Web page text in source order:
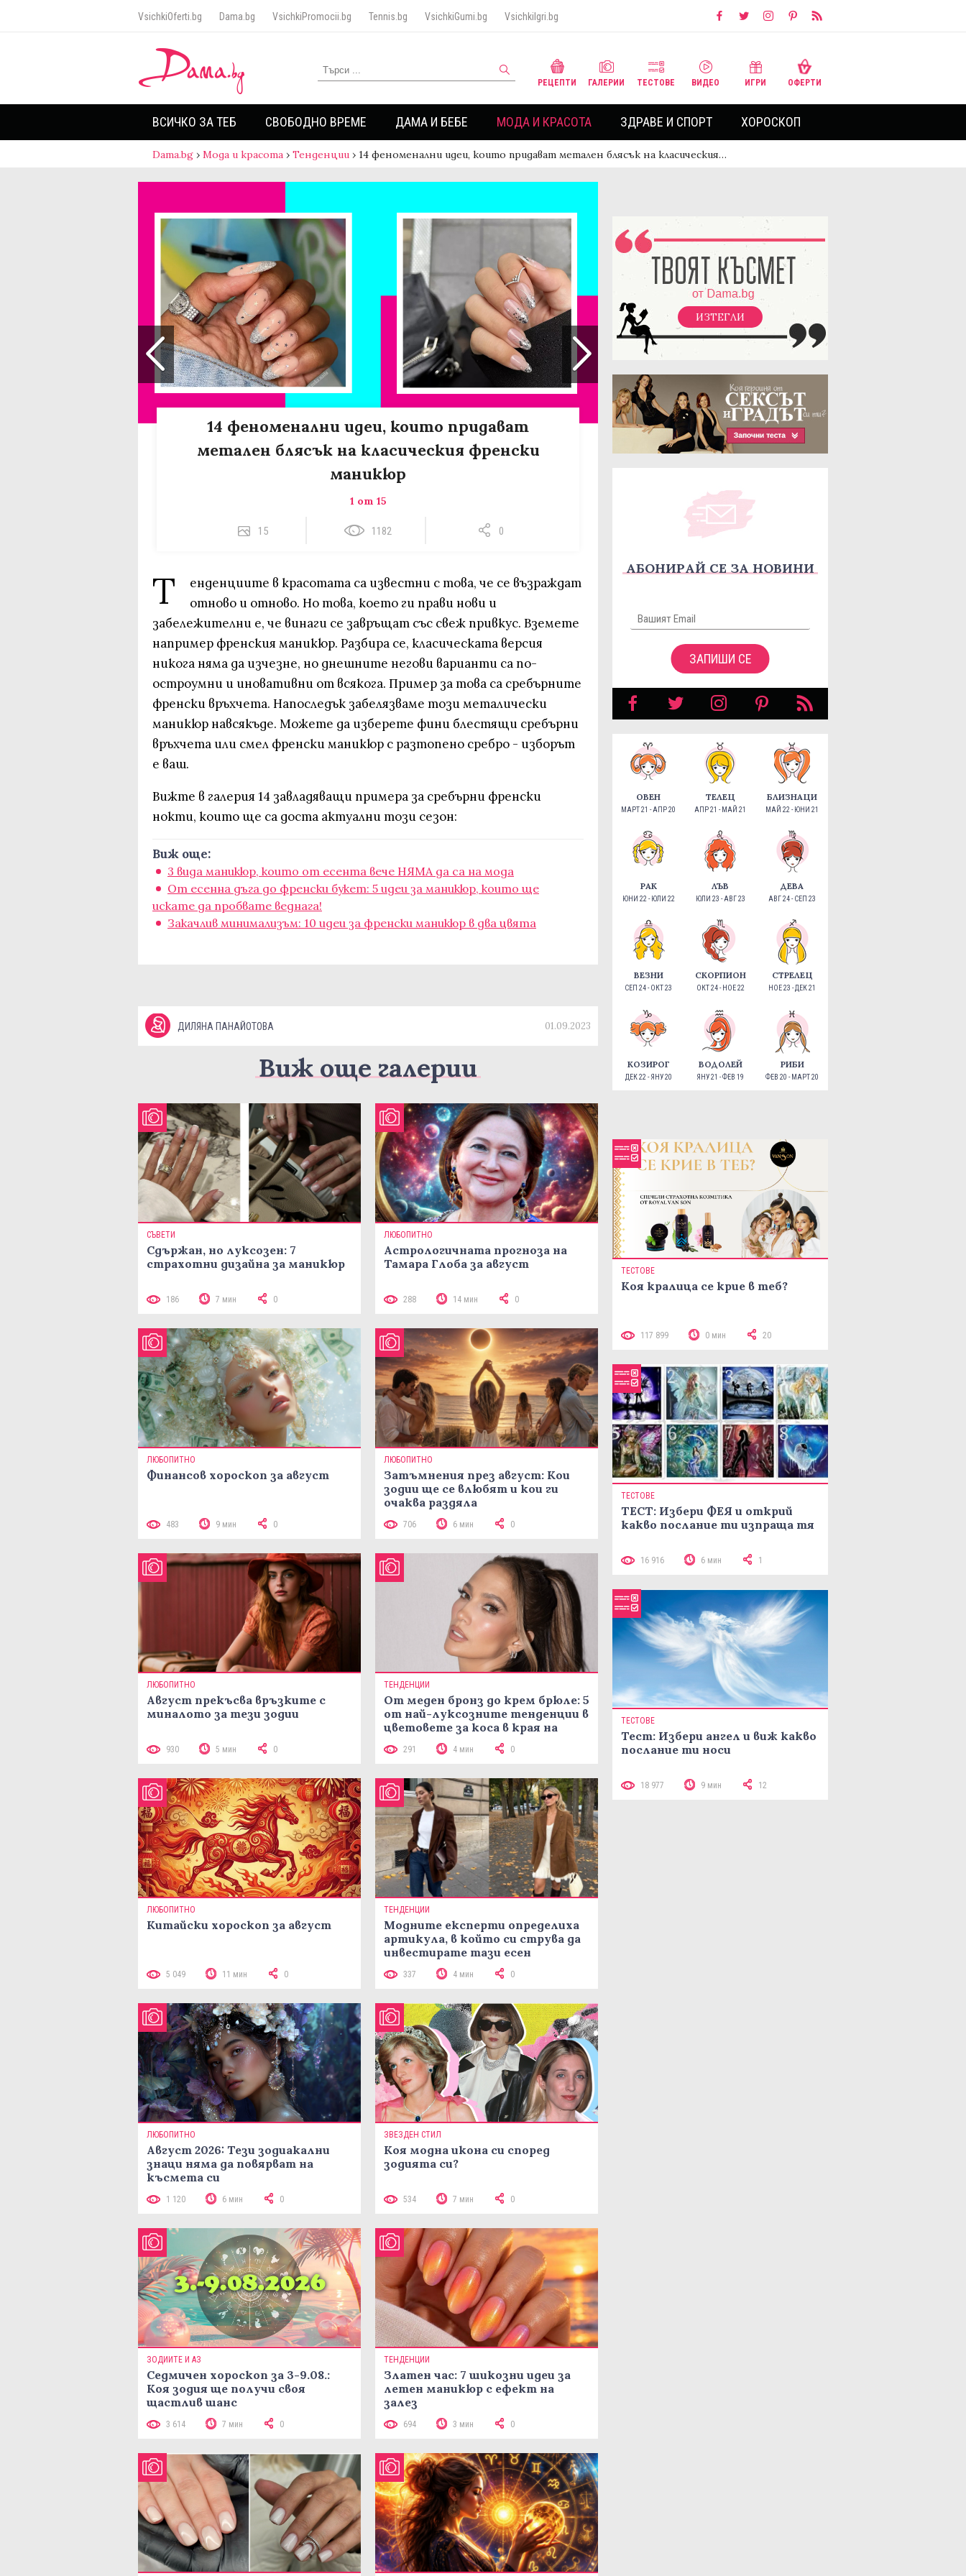
VsichkiOferti.bg Dama.bg VsichkiPromocii.bg Tennis.bg VsichkiGumi.bg VsichkiIgri.bg
РЕЦЕПТИ ГАЛЕРИИ ТЕСТОВЕ ВИДЕО ИГРИ ОФЕРТИ
ВСИЧКО ЗА ТЕБ СВОБОДНО ВРЕМЕ ДАМА И БЕБЕ МОДА И КРАСОТА ЗДРАВЕ И СПОРТ ХОРОСКОП
Dama.bg › Мода и красота › Тенденции › 14 феноменални идеи, които придават метален блясък на класическия…
14 феноменални идеи, които придават
метален блясък на класическия френски
маникюр
1 от 15
15 1182 0
Т
енденциите в красотата са известни с това, че се възраждат
отново и отново. Но това, което ги прави нови и
забележителни е, че винаги се завръщат със свеж привкус. Вземете
например френския маникюр. Разбира се, класическата версия
никога няма да изчезне, но днешните негови варианти са по-
остроумни и иновативни от всякога. Пример за това са сребърните
френски връхчета. Напоследък забелязваме този металически
маникюр навсякъде. Можете да изберете фини блестящи сребърни
връхчета или смел френски маникюр с разтопено сребро - изборът
е ваш.
Вижте в галерия 14 завладяващи примера за сребърни френски
нокти, които ще са доста актуални този сезон:
Виж още:
3 вида маникюр, които от есента вече НЯМА да са на мода
От есенна дъга до френски букет: 5 идеи за маникюр, които ще
искате да пробвате веднага!
Закачлив минимализъм: 10 идеи за френски маникюр в два цвята
ДИЛЯНА ПАНАЙОТОВА 01.09.2023
Виж още галерии
СЪВЕТИ
Сдържан, но луксозен: 7
страхотни дизайна за маникюр
186 7 мин 0
ЛЮБОПИТНО
Астрологичната прогноза на
Тамара Глоба за август
288 14 мин 0
ЛЮБОПИТНО
Финансов хороскоп за август
483 9 мин 0
ЛЮБОПИТНО
Затъмнения през август: Кои
зодии ще се влюбят и кои ги
очаква раздяла
706 6 мин 0
ЛЮБОПИТНО
Август прекъсва връзките с
миналото за тези зодии
930 5 мин 0
ТЕНДЕНЦИИ
От меден бронз до крем брюле: 5
от най-луксозните тенденции в
цветовете за коса в края на
291 4 мин 0
ЛЮБОПИТНО
Китайски хороскоп за август
5 049 11 мин 0
ТЕНДЕНЦИИ
Модните експерти определиха
артикула, в който си струва да
инвестирате тази есен
337 4 мин 0
ЛЮБОПИТНО
Август 2026: Тези зодиакални
знаци няма да повярват на
късмета си
1 120 6 мин 0
ЗВЕЗДЕН СТИЛ
Коя модна икона си според
зодията си?
534 7 мин 0
ЗОДИИТЕ И АЗ
Седмичен хороскоп за 3-9.08.:
Коя зодия ще получи своя
щастлив шанс
3 614 7 мин 0
ТЕНДЕНЦИИ
Златен час: 7 шикозни идеи за
летен маникюр с ефект на
залез
694 3 мин 0
ИЗТЕГЛИ
АБОНИРАЙ СЕ ЗА НОВИНИ
ЗАПИШИ СЕ
ОВЕН
МАРТ 21 - АПР 20
ТЕЛЕЦ
АПР 21 - МАЙ 21
БЛИЗНАЦИ
МАЙ 22 - ЮНИ 21
РАК
ЮНИ 22 - ЮЛИ 22
ЛЪВ
ЮЛИ 23 - АВГ 23
ДЕВА
АВГ 24 - СЕП 23
ВЕЗНИ
СЕП 24 - ОКТ 23
СКОРПИОН
ОКТ 24 - НОЕ 22
СТРЕЛЕЦ
НОЕ 23 - ДЕК 21
КОЗИРОГ
ДЕК 22 - ЯНУ 20
ВОДОЛЕЙ
ЯНУ 21 - ФЕВ 19
РИБИ
ФЕВ 20 - МАРТ 20
ТЕСТОВЕ
Коя кралица се крие в теб?
117 899 0 мин 20
ТЕСТОВЕ
ТЕСТ: Избери ФЕЯ и открий
какво послание ти изпраща тя
16 916 6 мин 1
ТЕСТОВЕ
Тест: Избери ангел и виж какво
послание ти носи
18 977 9 мин 12